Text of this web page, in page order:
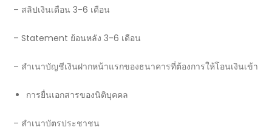
– สลิปเงินเดือน 3-6 เดือน
– Statement ย้อนหลัง 3-6 เดือน
– สำเนาบัญชีเงินฝากหน้าแรกของธนาคารที่ต้องการให้โอนเงินเข้า
การยื่นเอกสารของนิติบุคคล
– สำเนาบัตรประชาชน